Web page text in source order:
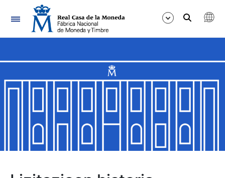
Nabigazioa
Erakutsi/Ezkutatu
Erakutsi/Ezkutatu
Erakutsi/Ezkutatu